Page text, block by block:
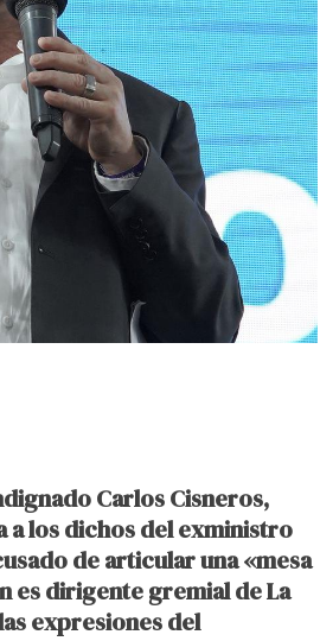
Carlos Cisneros,
a los dichos del exministro
de articularuna «mesa
es dirigente gremial de La
expresiones del